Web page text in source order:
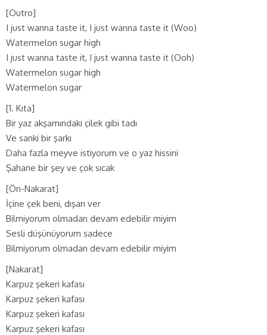
[Outro]
I just wanna taste it, I just wanna taste it (Woo)
Watermelon sugar high
I just wanna taste it, I just wanna taste it (Ooh)
Watermelon sugar high
Watermelon sugar
[1. Kıta]
Bir yaz akşamındaki çilek gibi tadı
Ve sanki bir şarkı
Daha fazla meyve istiyorum ve o yaz hissini
Şahane bir şey ve çok sıcak
[Ön-Nakarat]
İçine çek beni, dışarı ver
Bilmiyorum olmadan devam edebilir miyim
Sesli düşünüyorum sadece
Bilmiyorum olmadan devam edebilir miyim
[Nakarat]
Karpuz şekeri kafası
Karpuz şekeri kafası
Karpuz şekeri kafası
Karpuz şekeri kafası